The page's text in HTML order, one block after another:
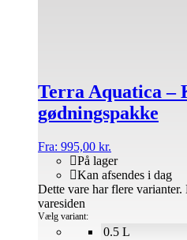
Terra Aquatica –
gødningspakke
Fra: 995,00 kr.
På lager
Kan afsendes i dag
Vælg variant:
Dette vare har flere
varesiden
0.5 L